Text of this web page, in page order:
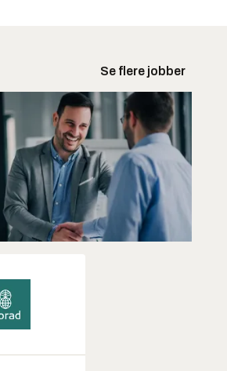
Se flere jobber